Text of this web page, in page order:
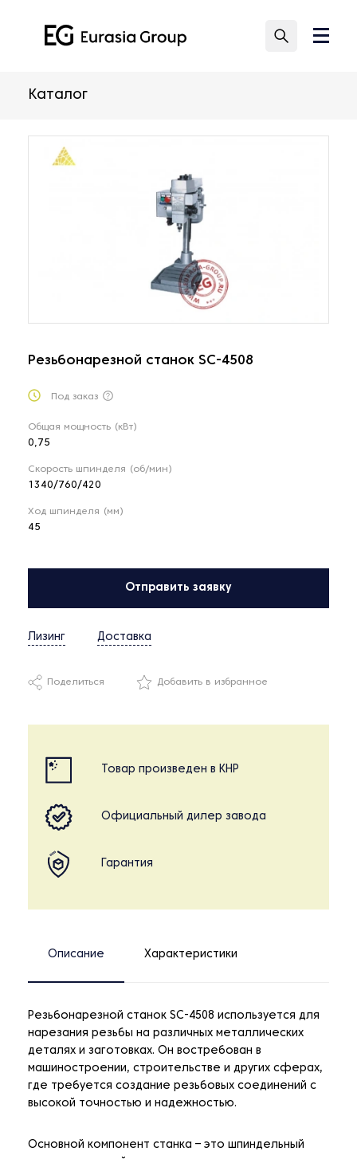
Каталог
Резьбонарезной станок SC-4508
Под заказ
Общая мощность (кВт)
0,75
Скорость шпинделя (об/мин)
1340/760/420
Ход шпинделя (мм)
45
Отправить заявку
Лизинг Доставка
Поделиться Добавить в избранное
Товар произведен в КНР
Официальный дилер завода
Гарантия
Описание Характеристики
Резьбонарезной станок SC-4508 используется для
нарезания резьбы на различных металлических
деталях и заготовках. Он востребован в
машиностроении, строительстве и других сферах,
где требуется создание резьбовых соединений с
высокой точностью и надежностью.
Основной компонент станка – это шпиндельный